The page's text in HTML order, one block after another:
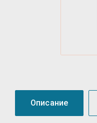
Описание